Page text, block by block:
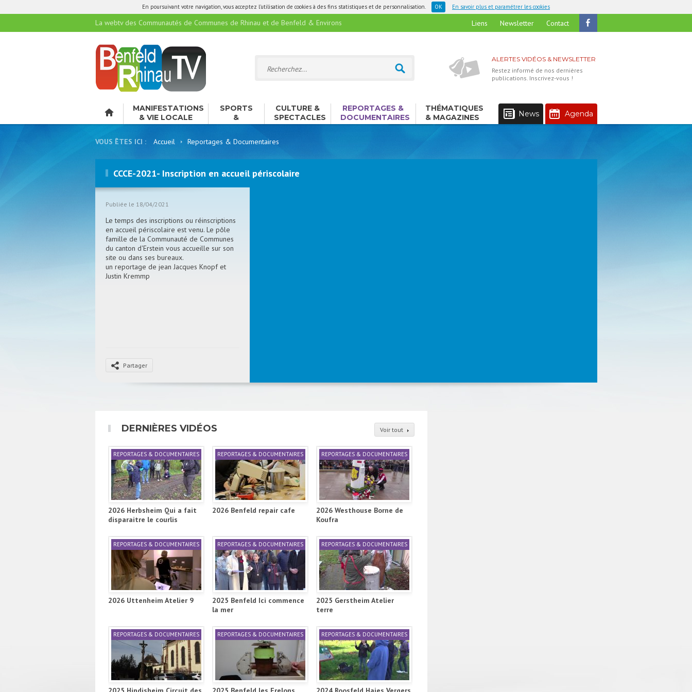
En poursuivant votre navigation, vous acceptez l'utilisation de cookies à des fins statistiques et de personnalisation. En savoir plus et paramétrer les cookies
La webtv des Communautés de Communes de Rhinau et de Benfeld & Environs Liens Newsletter Contact
ALERTES VIDÉOS & NEWSLETTER
Restez informé de nos dernières
publications. Inscrivez-vous !
MANIFESTATIONS
& VIE LOCALE
SPORTS
&
LOISIRS
CULTURE &
SPECTACLES
REPORTAGES &
DOCUMENTAIRES
THÉMATIQUES
& MAGAZINES
News Agenda
VOUS ÊTES ICI : Accueil Reportages & Documentaires
CCCE-2021- Inscription en accueil périscolaire
Publiée le 18/04/2021
Le temps des inscriptions ou réinscriptions
en accueil périscolaire est venu. Le pôle
famille de la Communauté de Communes
du canton d'Erstein vous accueille sur son
site ou dans ses bureaux.
un reportage de jean Jacques Knopf et
Justin Kremmp
Partager
DERNIÈRES VIDÉOS Voir tout
REPORTAGES & DOCUMENTAIRES
2026 Herbsheim Qui a fait
disparaitre le courlis
REPORTAGES & DOCUMENTAIRES
2026 Benfeld repair cafe
REPORTAGES & DOCUMENTAIRES
2026 Westhouse Borne de
Koufra
REPORTAGES & DOCUMENTAIRES
2026 Uttenheim Atelier 9
REPORTAGES & DOCUMENTAIRES
2025 Benfeld Ici commence
la mer
REPORTAGES & DOCUMENTAIRES
2025 Gerstheim Atelier
terre
REPORTAGES & DOCUMENTAIRES REPORTAGES & DOCUMENTAIRES REPORTAGES & DOCUMENTAIRES